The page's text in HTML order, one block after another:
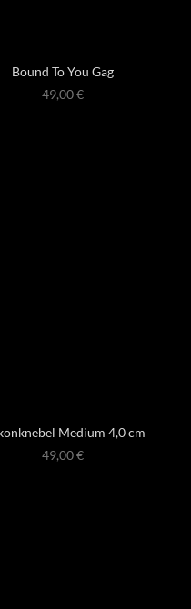
Bound To You Gag
49,00€
Medium 4,0 cm
49,00€